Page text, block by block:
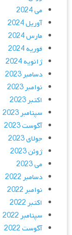
می 2024
آوریل 2024
مارس 2024
فوریه 2024
ژانویه 2024
دسامبر 2023
نوامبر 2023
اکتبر 2023
سپتامبر 2023
آگوست 2023
جولای 2023
ژوئن 2023
می 2023
دسامبر 2022
نوامبر 2022
اکتبر 2022
سپتامبر 2022
آگوست 2022